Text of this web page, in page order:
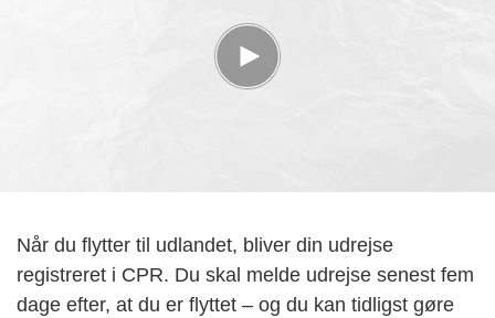
Når du flytter til udlandet, bliver din udrejse
registreret i CPR. Du skal melde udrejse senest fem
dage efter, at du er flyttet – og du kan tidligst gøre